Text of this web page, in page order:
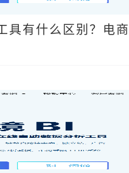
具有什么区别？电